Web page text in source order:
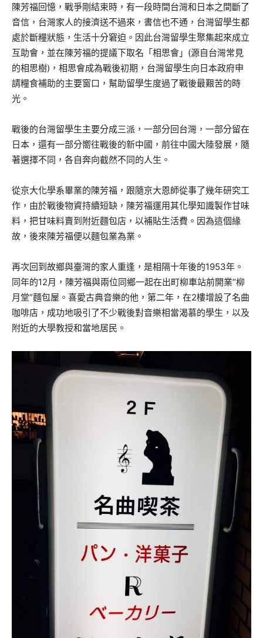
陳芳福回憶，戰爭剛結束時，有一段時間台灣和日本之間斷了
音信，台灣家人的接濟送不過來，書信也不通，台灣留學生都
處於斷糧狀態，生活十分窘迫。因此台灣留學生聚集起來成立
互助會，並在陳芳福的提議下取名「相思會」(源自台灣常見
的相思樹)，相思會成為戰後初期，台灣留學生向日本政府申
請糧食補助的主要窗口，幫助留學生度過了戰後最艱苦的時
光。
戰後的台灣留學生主要分成三派，一部分回台灣，一部分留在
日本，還有一部分嚮往戰後的新中國，前往中國大陸發展，隨
著選擇不同，各自奔向截然不同的人生。
從京大化學系畢業的陳芳福，跟隨京大恩師從事了幾年研究工
作，由於戰後物資持續短缺，陳芳福運用其化學知識製作甘味
料，把甘味料賣到附近麵包店，以補貼生活費。因為這個緣
故，後來陳芳福便以麵包業為業。
再次回到故鄉與臺灣的家人重逢，是相隔十年後的1953年。
同年的12月，陳芳福與兩位同鄉一起在出町柳車站前開業“柳
月堂”麵包屋。喜愛古典音樂的他，第二年，在2樓增設了名曲
咖啡店，成功地吸引了不少戰後對音樂相當渴慕的學生，以及
附近的大學教授和當地居民。